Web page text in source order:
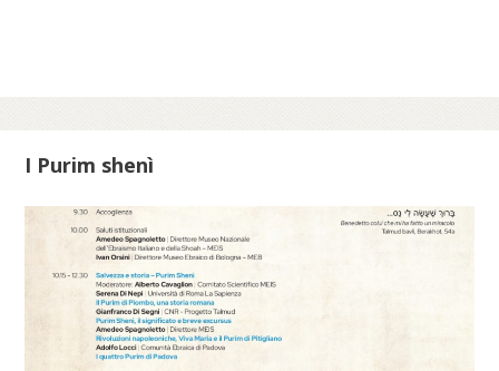
Scopri di più su fscire.it...
I Purim shenì